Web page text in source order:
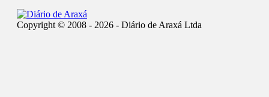
Copyright © 2008 - 2026 - Diário de Araxá Ltda